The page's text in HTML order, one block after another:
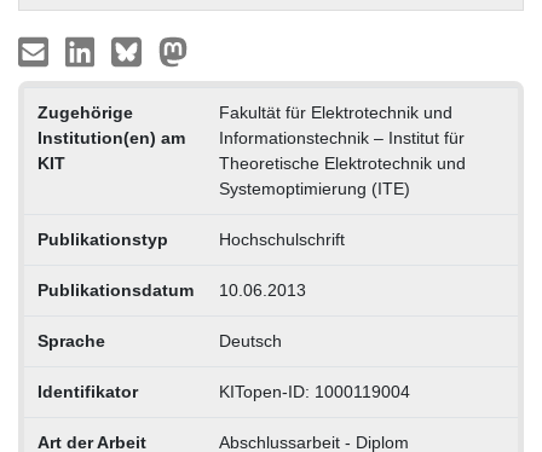
Zugehörige
Institution(en) am
KIT
Fakultät für Elektrotechnik und
Informationstechnik – Institut für
Theoretische Elektrotechnik und
Systemoptimierung (ITE)
Publikationstyp Hochschulschrift
Publikationsdatum 10.06.2013
Sprache Deutsch
Identifikator KITopen-ID: 1000119004
Art der Arbeit Abschlussarbeit - Diplom